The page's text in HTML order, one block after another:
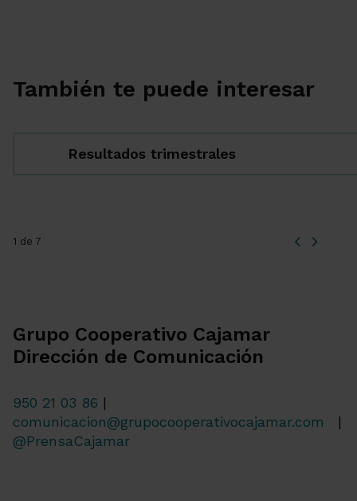
También te puede interesar
Resultados trimestrales
1 de 7
Grupo Cooperativo Cajamar
Dirección de Comunicación
950 21 03 86 |
comunicacion@grupocooperativocajamar.com |
@PrensaCajamar